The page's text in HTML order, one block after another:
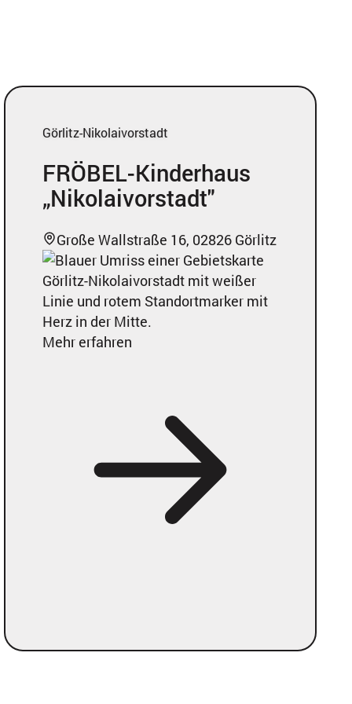
Görlitz-Nikolaivorstadt
FRÖBEL-Kinderhaus
„Nikolaivorstadt"
Große Wallstraße 16, 02826 Görlitz
Mehr erfahren